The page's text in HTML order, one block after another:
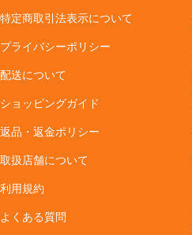
特定商取引法表示について
プライバシーポリシー
配送について
ショッピングガイド
返品・返金ポリシー
取扱店舗について
利用規約
よくある質問